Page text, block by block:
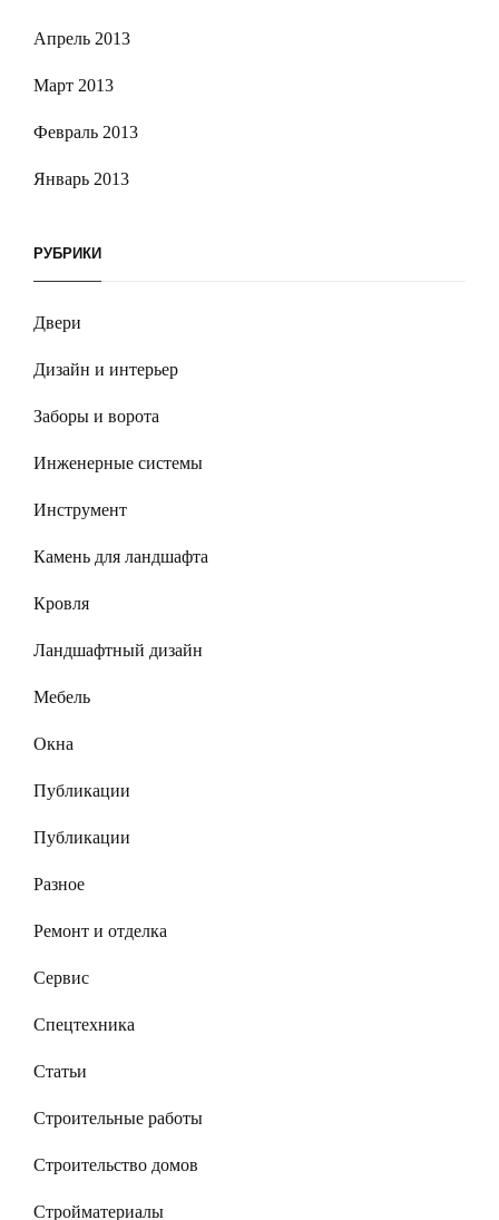
Апрель 2013
Март 2013
Февраль 2013
Январь 2013
РУБРИКИ
Двери
Дизайн и интерьер
Заборы и ворота
Инженерные системы
Инструмент
Камень для ландшафта
Кровля
Ландшафтный дизайн
Мебель
Окна
Публикации
Публикации
Разное
Ремонт и отделка
Сервис
Спецтехника
Статьи
Строительные работы
Строительство домов
Стройматериалы